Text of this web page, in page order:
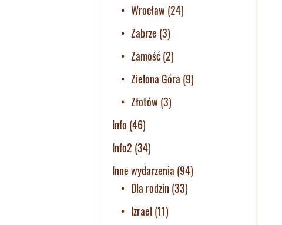
Wrocław (24)
Zabrze (3)
Zamość(2)
Zielona Góra (9)
Złotów (3)
Info (46)
Info2 (34)
Inne wydarzenia (94)
Dla rodzin (33)
Izrael (11)